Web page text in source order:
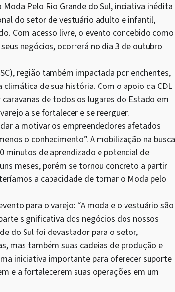
Pelo Rio Grande do Sul, inciativa inédita
do setor de vestuário adulto e infantil,
Com acesso livre, o evento concebido como
negócios, ocorrerá no dia 3 de outubro
região também impactada por enchentes,
de sua história. Com o apoio da CDL
de todos os lugares do Estado em
a se fortalecer e se reerguer.
a motivar os empreendedores afetados
o conhecimento”. A mobilização na busca
minutos de aprendizado e potencial de
meses, porém se tornou concreto a partir
a capacidade de tornar o Moda pelo
para o varejo: “A moda e o vestuário são
significativa dos negócios dos nossos
do Sul foi devastador para o setor,
mas também suas cadeias de produção e
iniciativa importante para oferecer suporte
e a fortalecerem suas operações em um